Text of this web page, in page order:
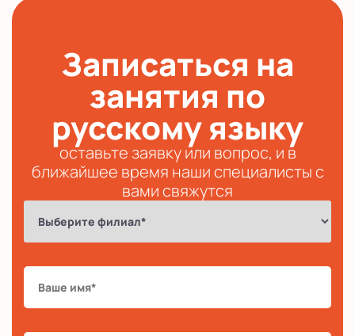
Записаться на
занятия по
русскому языку
оставьте заявку или вопрос, и в
ближайшее время наши специалисты с
вами свяжутся